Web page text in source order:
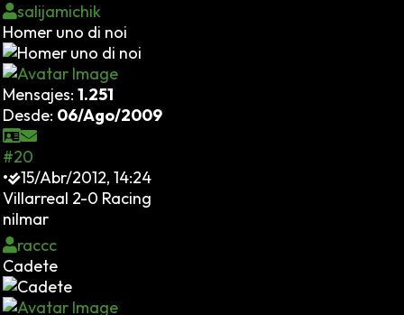
salijamichik
Homer uno di noi
Mensajes: 1.251
Desde: 06/Ago/2009
#20
•
15/Abr/2012, 14:24
Villarreal 2-0 Racing
nilmar
raccc
Cadete